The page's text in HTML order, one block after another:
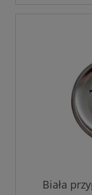
Biała